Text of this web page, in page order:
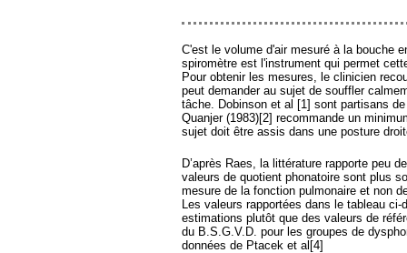
C'est le volume d'air mesuré à la bouche
spiromètre est l'instrument qui permet
Pour obtenir les mesures, le clinicien
peut demander au sujet de souffler
tâche. Dobinson et al [1] sont partisans
Quanjer (1983)[2] recommande un
sujet doit être assis dans une posture
D’après Raes, la littérature rapporte peu
valeurs de quotient phonatoire sont plus
mesure de la fonction pulmonaire et non
Les valeurs rapportées dans le tableau
estimations plutôt que des valeurs de
du B.S.G.V.D. pour les groupes de
données de Ptacek et al[4]